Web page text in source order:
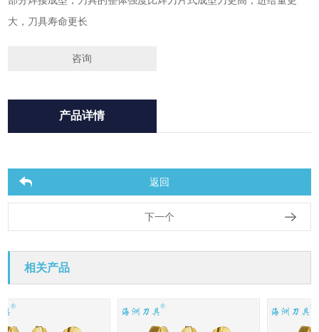
大，刀具寿命更长
咨询
产品详情
返回
下一个
相关产品